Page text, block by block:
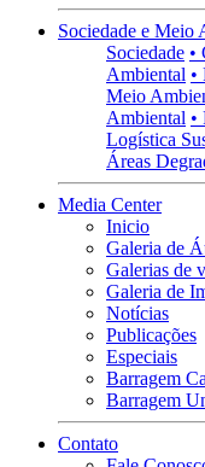
Sociedade e Meio
Sociedade •
Ambiental •
Meio
Ambiental •
Logística
Áreas
Media Center
Inicio
Galeria de
Galerias de
Galeria de
Notícias
Publicações
Especiais
Barragem
Barragem
Contato